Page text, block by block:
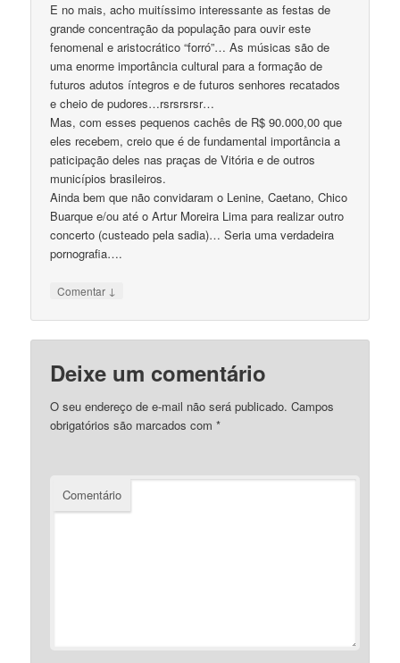
E no mais, acho muitíssimo interessante as festas de
grande concentração da população para ouvir este
fenomenal e aristocrático “forró”… As músicas são de
uma enorme importância cultural para a formação de
futuros adutos íntegros e de futuros senhores recatados
e cheio de pudores…rsrsrsrsr…
Mas, com esses pequenos cachês de R$ 90.000,00 que
eles recebem, creio que é de fundamental importância a
paticipação deles nas praças de Vitória e de outros
municípios brasileiros.
Ainda bem que não convidaram o Lenine, Caetano, Chico
Buarque e/ou até o Artur Moreira Lima para realizar outro
concerto (custeado pela sadia)… Seria uma verdadeira
pornografia….
Comentar ↓
Deixe um comentário
O seu endereço de e-mail não será publicado. Campos
obrigatórios são marcados com*
Comentário